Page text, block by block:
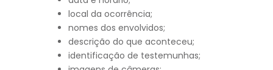
local da ocorrência;
nomes dos envolvidos;
descrição do que aconteceu;
identificação de testemunhas;